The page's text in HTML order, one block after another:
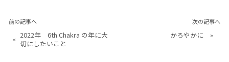
前の記事へ
« 2022年 6th Chakra の年に大
切にしたいこと
次の記事へ
かろやかに »